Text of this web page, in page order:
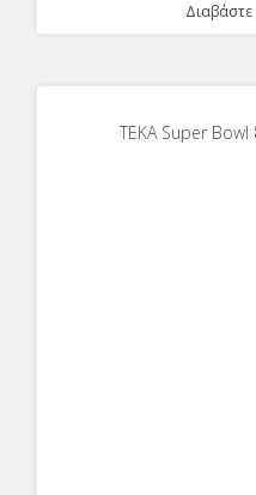
ΤΕΚΑ Super Bowl